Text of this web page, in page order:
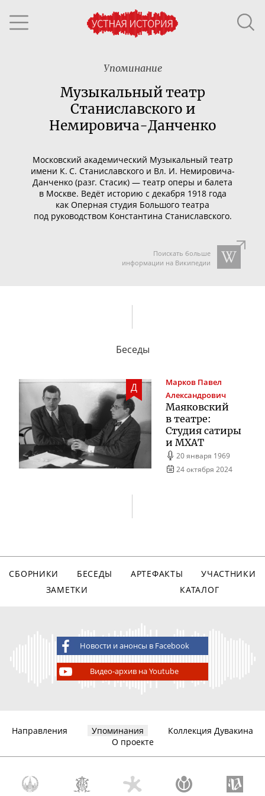
Упоминание
Музыкальный театр
Станиславского и
Немировича-Данченко
Московский академический Музыкальный театр
имени К. С. Станиславского и Вл. И. Немировича-
Данченко (разг. Стасик) — театр оперы и балета
в Москве. Ведёт историю с декабря 1918 года
как Оперная студия Большого театра
под руководством Константина Станиславского.
Поискать больше
информации на Википедии
Беседы
Д Марков Павел
Александрович
Маяковский
в театре:
Студия сатиры
и МХАТ
20 января 1969
24 октября 2024
СБОРНИКИ БЕСЕДЫ АРТЕФАКТЫ
УЧАСТНИКИ
ЗАМЕТКИ
КАТАЛОГ
Новости и анонсы в Facebook
Видео-архив на Youtube
Направления Упоминания
Коллекция Дувакина
О проекте